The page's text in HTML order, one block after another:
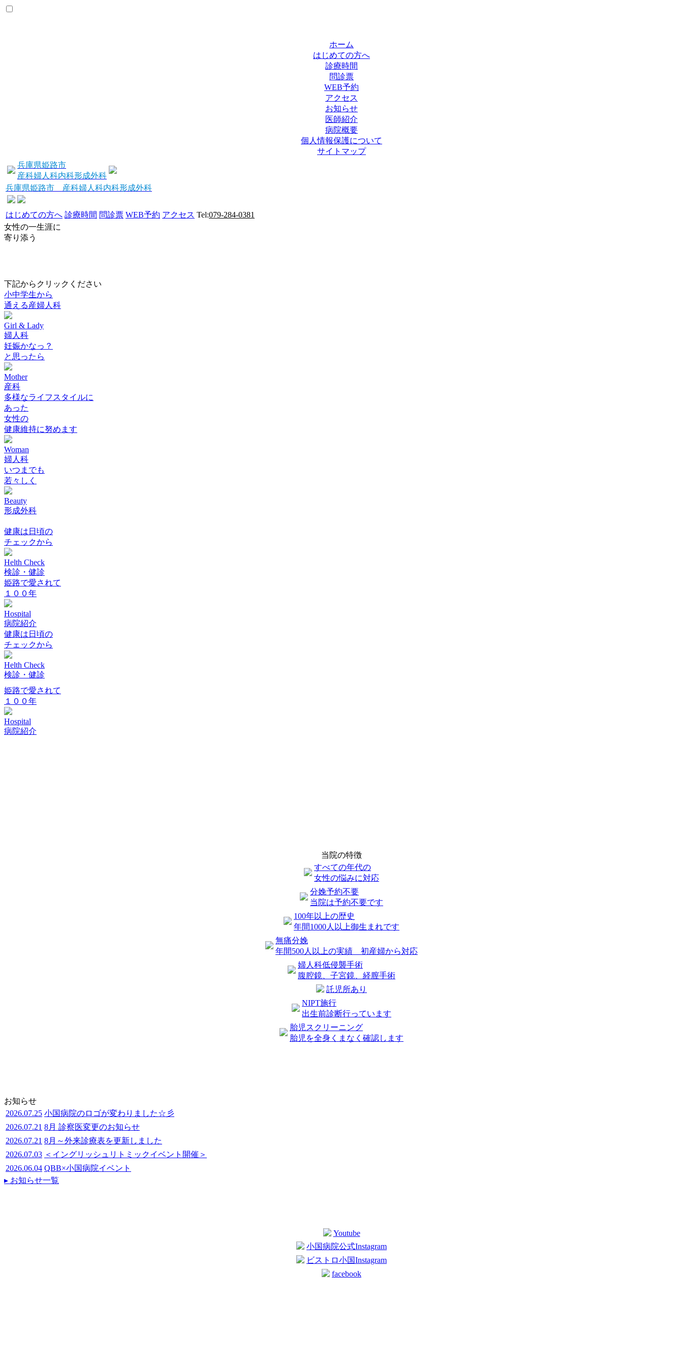
ホーム
はじめての方へ
診療時間
問診票
WEB予約
アクセス
お知らせ
医師紹介
病院概要
個人情報保護について
サイトマップ
兵庫県姫路市
産科婦人科内科形成外科
兵庫県姫路市 産科婦人科内科形成外科
はじめての方へ 診療時間 問診票 WEB予約 アクセス Tel:079-284-0381
女性の一生涯に
寄り添う
下記からクリックください
小中学生から
通える産婦人科
Girl & Lady
婦人科
妊娠かなっ？
と思ったら
Mother
産科
多様なライフスタイルに
あった
女性の
健康維持に努めます
Woman
婦人科
いつまでも
若々しく
Beauty
形成外科
健康は日頃の
チェックから
Helth Check
検診・健診
姫路で愛されて
１００年
Hospital
病院紹介
健康は日頃の
チェックから
Helth Check
検診・健診
姫路で愛されて
１００年
Hospital
病院紹介
当院の特徴
すべての年代の
女性の悩みに対応
分娩予約不要
当院は予約不要です
100年以上の歴史
年間1000人以上御生まれです
無痛分娩
年間500人以上の実績 初産婦から対応
婦人科低侵襲手術
腹腔鏡、子宮鏡、経膣手術
託児所あり
NIPT施行
出生前診断行っています
胎児スクリーニング
胎児を全身くまなく確認します
お知らせ
2026.07.25 小国病院のロゴが変わりました☆彡
2026.07.21 8月 診察医変更のお知らせ
2026.07.21 8月～外来診療表を更新しました
2026.07.03 ＜イングリッシュリトミックイベント開催＞
2026.06.04 QBB×小国病院イベント
▸ お知らせ一覧
Youtube
小国病院公式Instagram
ビストロ小国Instagram
facebook